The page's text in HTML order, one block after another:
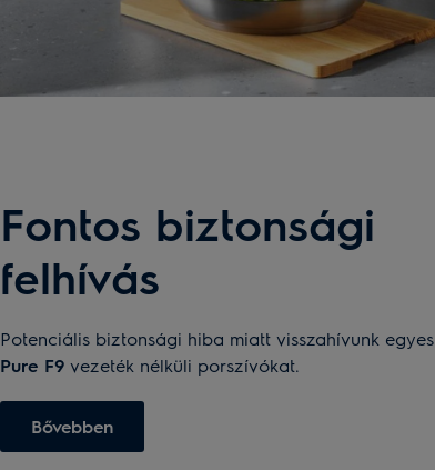
Fontos biztonsági
felhívás
Potenciális biztonsági hiba miatt visszahívunk egyes
Pure F9 vezeték nélküli porszívókat.
Bővebben